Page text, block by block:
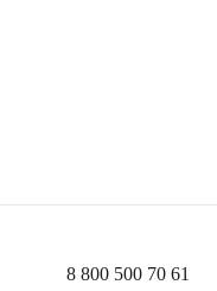
8 800 500 70 61